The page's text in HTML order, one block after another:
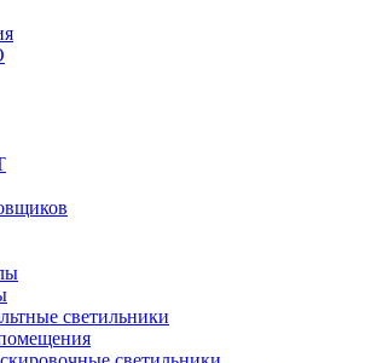
светильники